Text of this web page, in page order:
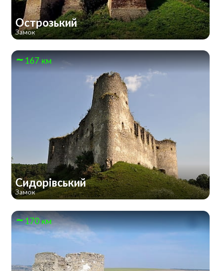
Острозький
Замок
167 км
Сидорівський
Замок
170 км